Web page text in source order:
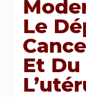
Le
Et Du